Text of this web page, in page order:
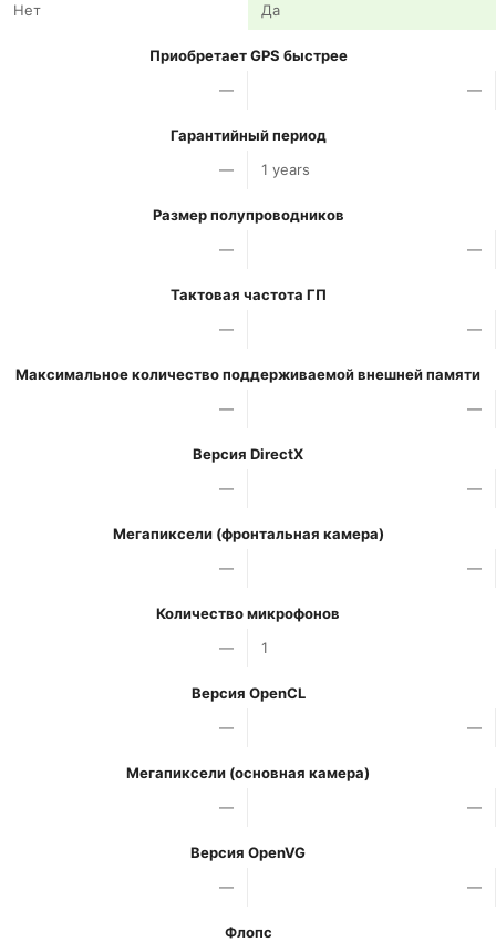
Нет
Да
Приобретает GPS быстрее
—
—
Гарантийный период
—
1 years
Размер полупроводников
—
—
Тактовая частота ГП
—
—
Максимальное количество поддерживаемой внешней памяти
—
—
Версия DirectX
—
—
Мегапиксели (фронтальная камера)
—
—
Количество микрофонов
—
1
Версия OpenCL
—
—
Мегапиксели (основная камера)
—
—
Версия OpenVG
—
—
Флопс